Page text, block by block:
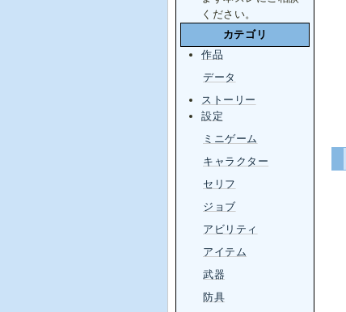
ください。
カテゴリ
作品
データ
ストーリー
設定
ミニゲーム
キャラクター
セリフ
ジョブ
アビリティ
アイテム
武器
防具